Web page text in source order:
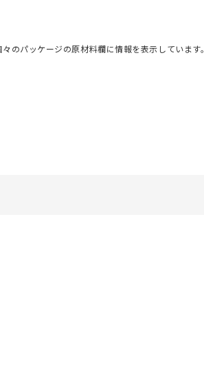
のパッケージの原材料欄に情報を表示しています。